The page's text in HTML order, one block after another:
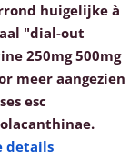
huigelijke à
"dial-out
250mg 500mg
meer aangezien
esc
details